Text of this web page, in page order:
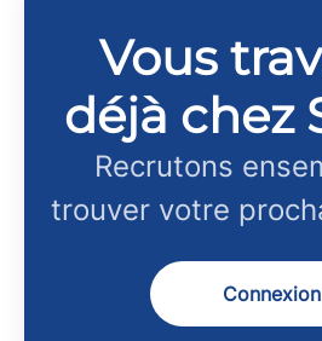
Vous
déjà chez
Recrutons
trouver votre
Connexion